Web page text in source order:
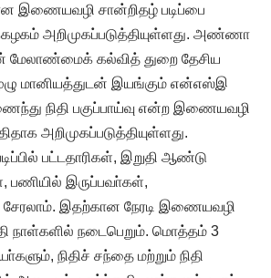
இணையவழி சான்றிதழ் படிப்பை
அறிமுகப்படுத்தியுள்ளது. அண்ணா
கல்வித் துறை தேசிய
மானியத்துடன் இயங்கும் என்எஸ்இ
நிதி பகுப்பாய்வு என்ற இணையவழி
அறிமுகப்படுத்தியுள்ளது.
பட்டதாரிகள், இறுதி ஆண்டு
பணியில் இருப்பவா்கள்,
இதற்கான நேரடி இணையவழி
நாள்களில் நடைபெறும். மொத்தம் 3
நிதிச் சந்தை மற்றும் நிதி